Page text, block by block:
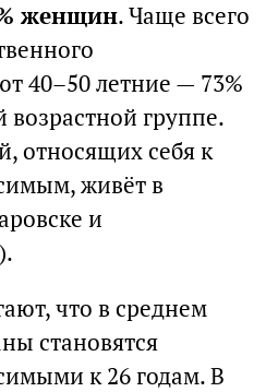
женщин. Чаще всего
40–50 летние — 73%
группе.
относящих себя к
живёт в
и
что в среднем
становятся
к 26 годам. В